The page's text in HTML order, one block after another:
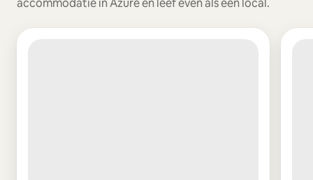
accommodatie in Azure en leef even als een local.